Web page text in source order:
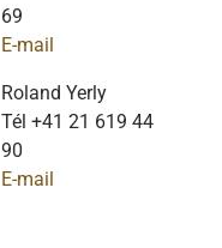
69
E-mail
Roland Yerly
Tél +41 21 619 44
90
E-mail